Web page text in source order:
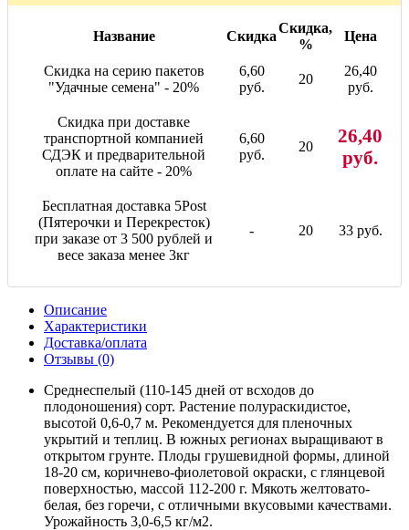
Название Скидка
Скидка,
%
Цена
Скидка на серию пакетов
"Удачные семена" - 20%
6,60
руб.
20
26,40
руб.
Скидка при доставке
транспортной компанией
СДЭК и предварительной
оплате на сайте - 20%
6,60
руб.
20
26,40
руб.
Бесплатная доставка 5Post
(Пятерочки и Перекресток)
при заказе от 3 500 рублей и
весе заказа менее 3кг
- 20 33 руб.
Описание
Характеристики
Доставка/оплата
Отзывы (0)
Среднеспелый (110-145 дней от всходов до
плодоношения) сорт. Растение полураскидистое,
высотой 0,6-0,7 м. Рекомендуется для пленочных
укрытий и теплиц. В южных регионах выращивают в
открытом грунте. Плоды грушевидной формы, длиной
18-20 см, коричнево-фиолетовой окраски, с глянцевой
поверхностью, массой 112-200 г. Мякоть желтовато-
белая, без горечи, с отличными вкусовыми качествами.
Урожайность 3,0-6,5 кг/м2.